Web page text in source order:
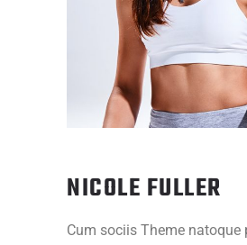
NICOLE FULLER
Cum sociis Theme natoque